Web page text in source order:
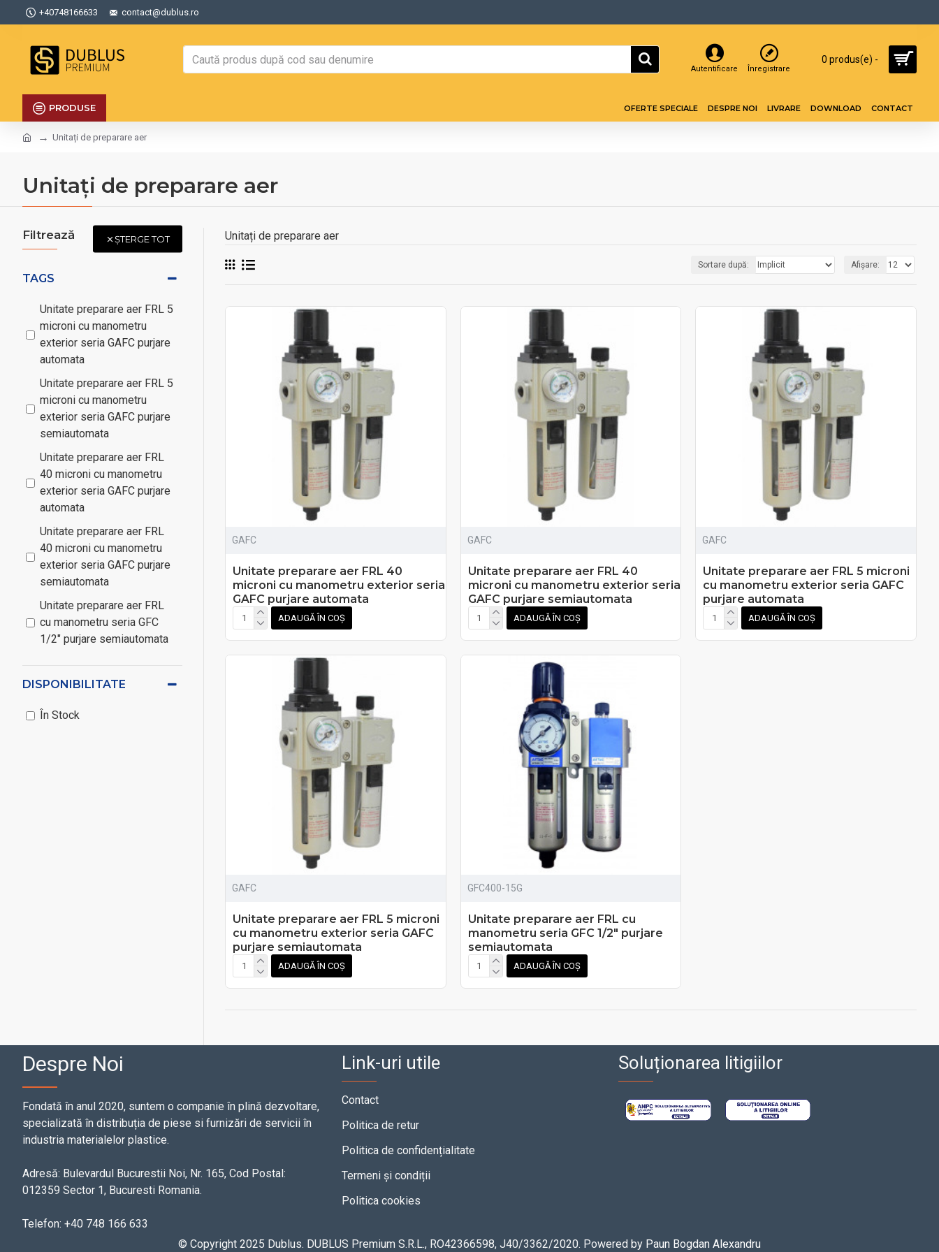
+40748166633 contact@dublus.ro
Autentificare Înregistrare
0 produs(e) -
PRODUSE OFERTE SPECIALE DESPRE NOI LIVRARE DOWNLOAD CONTACT
Unitați de preparare aer
Unitați de preparare aer
Filtrează ȘTERGE TOT
TAGS
Unitate preparare aer FRL 5
microni cu manometru
exterior seria GAFC purjare
automata
Unitate preparare aer FRL 5
microni cu manometru
exterior seria GAFC purjare
semiautomata
Unitate preparare aer FRL
40 microni cu manometru
exterior seria GAFC purjare
automata
Unitate preparare aer FRL
40 microni cu manometru
exterior seria GAFC purjare
semiautomata
Unitate preparare aer FRL
cu manometru seria GFC
1/2" purjare semiautomata
DISPONIBILITATE
În Stock
Unitați de preparare aer
Sortare după: Afișare:
GAFC
Unitate preparare aer FRL 40
microni cu manometru exterior seria
GAFC purjare automata
ADAUGĂ ÎN COȘ
GAFC
Unitate preparare aer FRL 40
microni cu manometru exterior seria
GAFC purjare semiautomata
ADAUGĂ ÎN COȘ
GAFC
Unitate preparare aer FRL 5 microni
cu manometru exterior seria GAFC
purjare automata
ADAUGĂ ÎN COȘ
GAFC
Unitate preparare aer FRL 5 microni
cu manometru exterior seria GAFC
purjare semiautomata
ADAUGĂ ÎN COȘ
GFC400-15G
Unitate preparare aer FRL cu
manometru seria GFC 1/2" purjare
semiautomata
ADAUGĂ ÎN COȘ
Despre Noi
Fondată în anul 2020, suntem o companie în plină dezvoltare,
specializată în distribuția de piese si furnizări de servicii în
industria materialelor plastice.
Adresă: Bulevardul Bucurestii Noi, Nr. 165, Cod Postal:
012359 Sector 1, Bucuresti Romania.
Telefon: +40 748 166 633
Link-uri utile
Contact
Politica de retur
Politica de confidențialitate
Termeni și condiții
Politica cookies
Soluționarea litigiilor
© Copyright 2025 Dublus. DUBLUS Premium S.R.L., RO42366598, J40/3362/2020. Powered by Paun Bogdan Alexandru